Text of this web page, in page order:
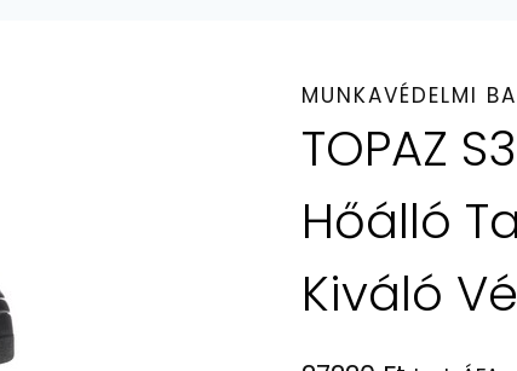
MUNKAVÉDELMI
TOPAZ
Hőálló
Kiváló